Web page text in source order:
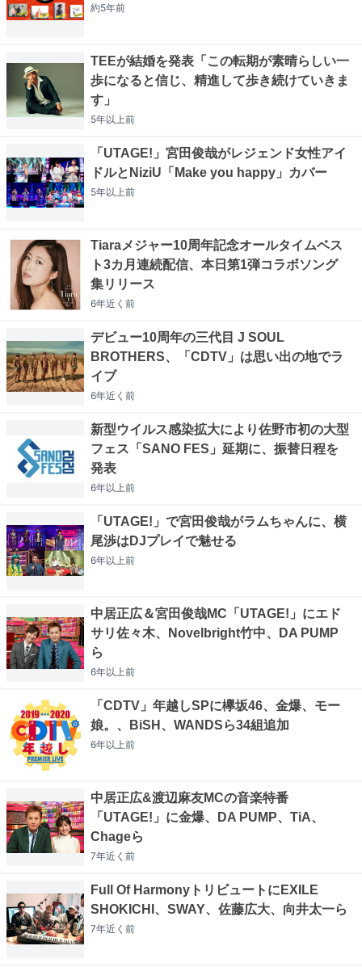
約5年前
TEEが結婚を発表「この転期が素晴らしい一
歩になると信じ、精進して歩き続けていきま
す」
5年以上前
「UTAGE!」宮田俊哉がレジェンド女性アイ
ドルとNiziU「Make you happy」カバー
5年以上前
Tiaraメジャー10周年記念オールタイムベス
ト3カ月連続配信、本日第1弾コラボソング
集リリース
6年近く 前
デビュー10周年の三代目 J SOUL
BROTHERS、「CDTV」は思い出の地でラ
イブ
6年近く 前
新型ウイルス感染拡大により佐野市初の大型
フェス「SANO FES」延期に、振替日程を
発表
6年以上前
「UTAGE!」で宮田俊哉がラムちゃんに、横
尾渉はDJプレイで魅せる
6年以上前
中居正広＆宮田俊哉MC「UTAGE!」にエド
サリ佐々木、Novelbright竹中、DA PUMP
ら
6年以上前
「CDTV」年越しSPに欅坂46、金爆、モー
娘。、BiSH、WANDSら34組追加
6年以上前
中居正広&渡辺麻友MCの音楽特番
「UTAGE!」に金爆、DA PUMP、TiA、
Chageら
7年近く 前
Full Of HarmonyトリビュートにEXILE
SHOKICHI、SWAY、佐藤広大、向井太一ら
7年近く 前